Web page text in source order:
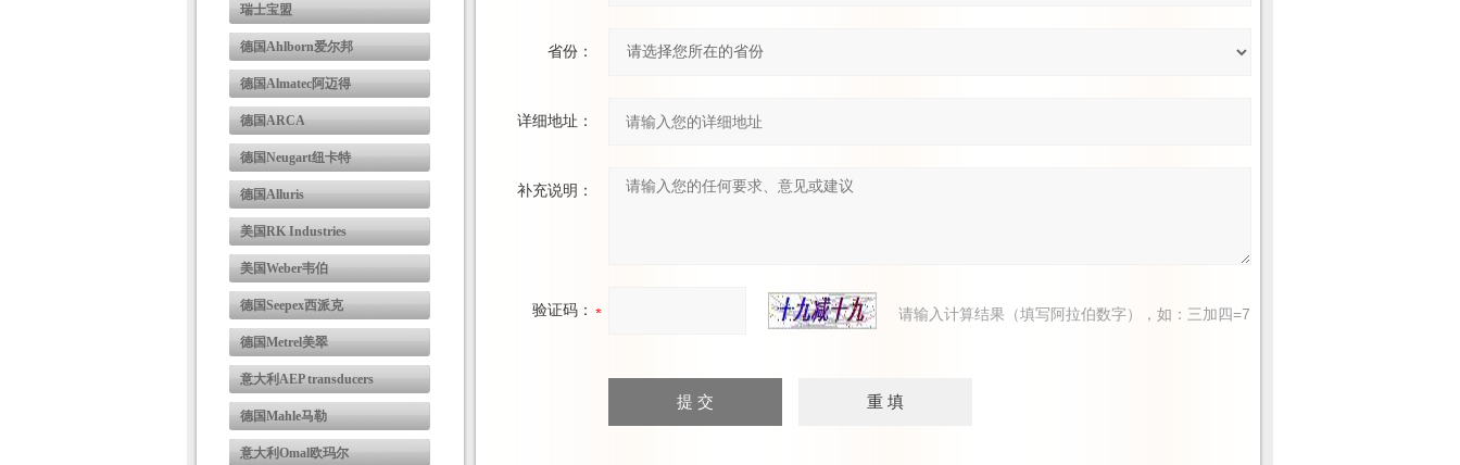
瑞士宝盟
德国Ahlborn爱尔邦
德国Almatec阿迈得
德国ARCA
德国Neugart纽卡特
德国Alluris
美国RK Industries
美国Weber韦伯
德国Seepex西派克
德国Metrel美翠
意大利AEP transducers
德国Mahle马勒
意大利Omal欧玛尔
省份：
详细地址：
补充说明：
验证码： 请输入计算结果（填写阿拉伯数字），如：三加四=7